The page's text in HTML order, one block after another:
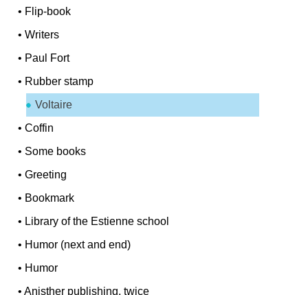
• Flip-book
•Writers
• Paul Fort
• Rubber stamp
Voltaire
•Coffin
• Some books
•Greeting
• Bookmark
• Library of the Estienne school
• Humor (next and end)
• Humor
•Anisther publishing, twice